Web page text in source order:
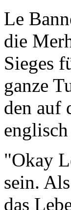
Le
die
Sieges
ganze
den auf
"Okay
sein.
das